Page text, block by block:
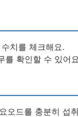
치를 체크해요.
를 확인할 수 있어
오드를 충분히 섭